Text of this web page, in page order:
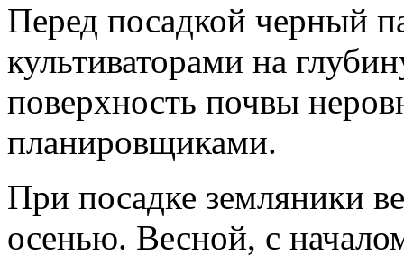
Перед посадкой черный
культиваторами на
поверхность почвы
планировщиками.
При посадке земляники
осенью. Весной, с